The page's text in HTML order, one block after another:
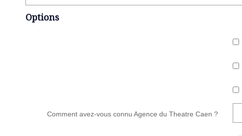
Options
Comment avez-vous connu Agence du Theatre Caen ?